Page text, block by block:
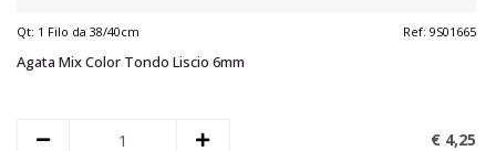
Qt: 1 Filo da 38/40cm Ref: 9S01665
Agata Mix Color Tondo Liscio 6mm
€ 4,25